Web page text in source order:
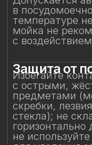
позволит на
красоту и
каждому напитку
и особое
Смотрите также
Смотрите